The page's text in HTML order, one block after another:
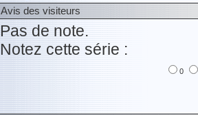
Avis des visiteurs
Pas de note.
Notez cette série :
0